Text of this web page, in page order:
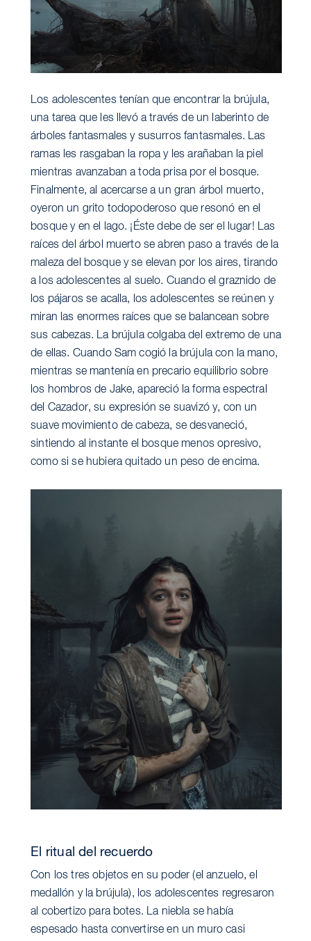
Los adolescentes tenían que encontrar la brújula,
una tarea que les llevó a través de un laberinto de
árboles fantasmales y susurros fantasmales. Las
ramas les rasgaban la ropa y les arañaban la piel
mientras avanzaban a toda prisa por el bosque.
Finalmente, al acercarse a un gran árbol muerto,
oyeron un grito todopoderoso que resonó en el
bosque y en el lago. ¡Éste debe de ser el lugar! Las
raíces del árbol muerto se abren paso a través de la
maleza del bosque y se elevan por los aires, tirando
a los adolescentes al suelo. Cuando el graznido de
los pájaros se acalla, los adolescentes se reúnen y
miran las enormes raíces que se balancean sobre
sus cabezas. La brújula colgaba del extremo de una
de ellas. Cuando Sam cogió la brújula con la mano,
mientras se mantenía en precario equilibrio sobre
los hombros de Jake, apareció la forma espectral
del Cazador, su expresión se suavizó y, con un
suave movimiento de cabeza, se desvaneció,
sintiendo al instante el bosque menos opresivo,
como si se hubiera quitado un peso de encima.
El ritual del recuerdo
Con los tres objetos en su poder (el anzuelo, el
medallón y la brújula), los adolescentes regresaron
al cobertizo para botes. La niebla se había
espesado hasta convertirse en un muro casi